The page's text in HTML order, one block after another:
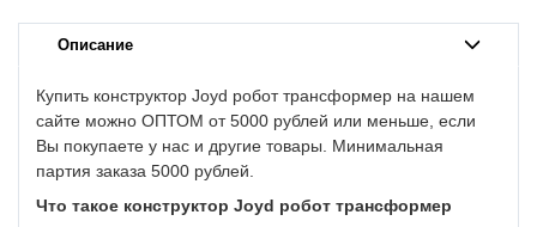
Описание
Купить конструктор Joyd робот трансформер на нашем
сайте можно ОПТОМ от 5000 рублей или меньше, если
Вы покупаете у нас и другие товары. Минимальная
партия заказа 5000 рублей.
Что такое конструктор Joyd робот трансформер